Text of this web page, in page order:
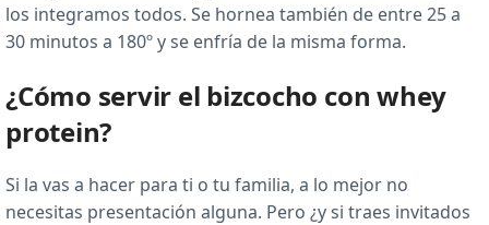
los integramos todos. Se hornea también de entre 25 a
30 minutos a 180º y se enfría de la misma forma.
¿Cómo servir el bizcocho con whey
protein?
Si la vas a hacer para ti o tu familia, a lo mejor no
necesitas presentación alguna. Pero ¿y si traes invitados